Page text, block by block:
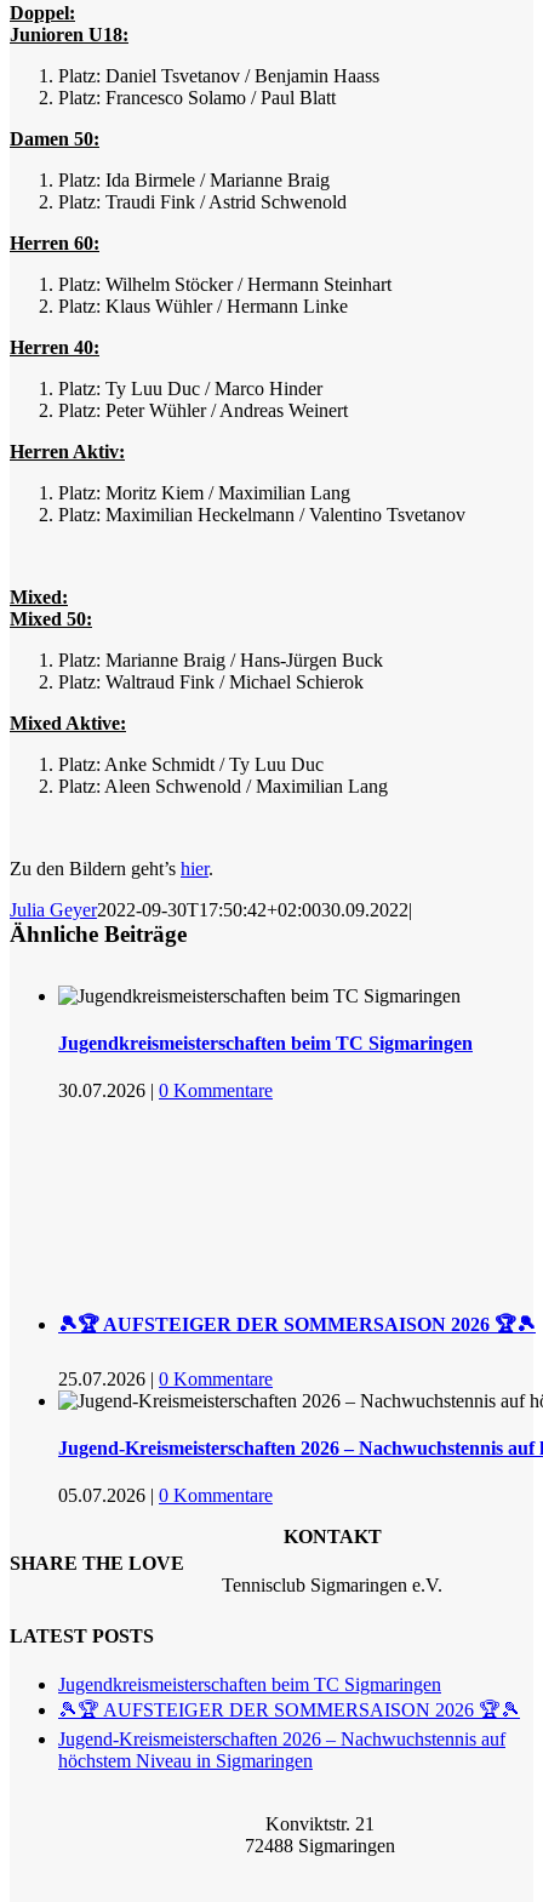
Doppel:
Junioren U18:
Platz: Daniel Tsvetanov / Benjamin Haass
Platz: Francesco Solamo / Paul Blatt
Damen 50:
Platz: Ida Birmele / Marianne Braig
Platz: Traudi Fink / Astrid Schwenold
Herren 60:
Platz: Wilhelm Stöcker / Hermann Steinhart
Platz: Klaus Wühler / Hermann Linke
Herren 40:
Platz: Ty Luu Duc / Marco Hinder
Platz: Peter Wühler / Andreas Weinert
Herren Aktiv:
Platz: Moritz Kiem / Maximilian Lang
Platz: Maximilian Heckelmann / Valentino Tsvetanov
Mixed:
Mixed 50:
Platz: Marianne Braig / Hans-Jürgen Buck
Platz: Waltraud Fink / Michael Schierok
Mixed Aktive:
Platz: Anke Schmidt / Ty Luu Duc
Platz: Aleen Schwenold / Maximilian Lang
Zu den Bildern geht’s hier.
Julia Geyer2022-09-30T17:50:42+02:0030.09.2022|
Ähnliche Beiträge
Jugendkreismeisterschaften beim TC Sigmaringen
30.07.2026 | 0 Kommentare
🎾🏆 AUFSTEIGER DER SOMMERSAISON 2026 🏆🎾
25.07.2026 | 0 Kommentare
Jugend-Kreismeisterschaften 2026 – Nachwuchstennis
05.07.2026 0 Kommentare
SHARE THE LOVE
LATEST POSTS
Jugendkreismeisterschaften beim TC Sigmaringen
🎾🏆 AUFSTEIGER DER SOMMERSAISON 2026 🏆🎾
Jugend-Kreismeisterschaften 2026 – Nachwuchstennis auf
höchstem Niveau in Sigmaringen
KONTAKT
Tennisclub Sigmaringen e.V.
Konviktstr. 21
72488 Sigmaringen